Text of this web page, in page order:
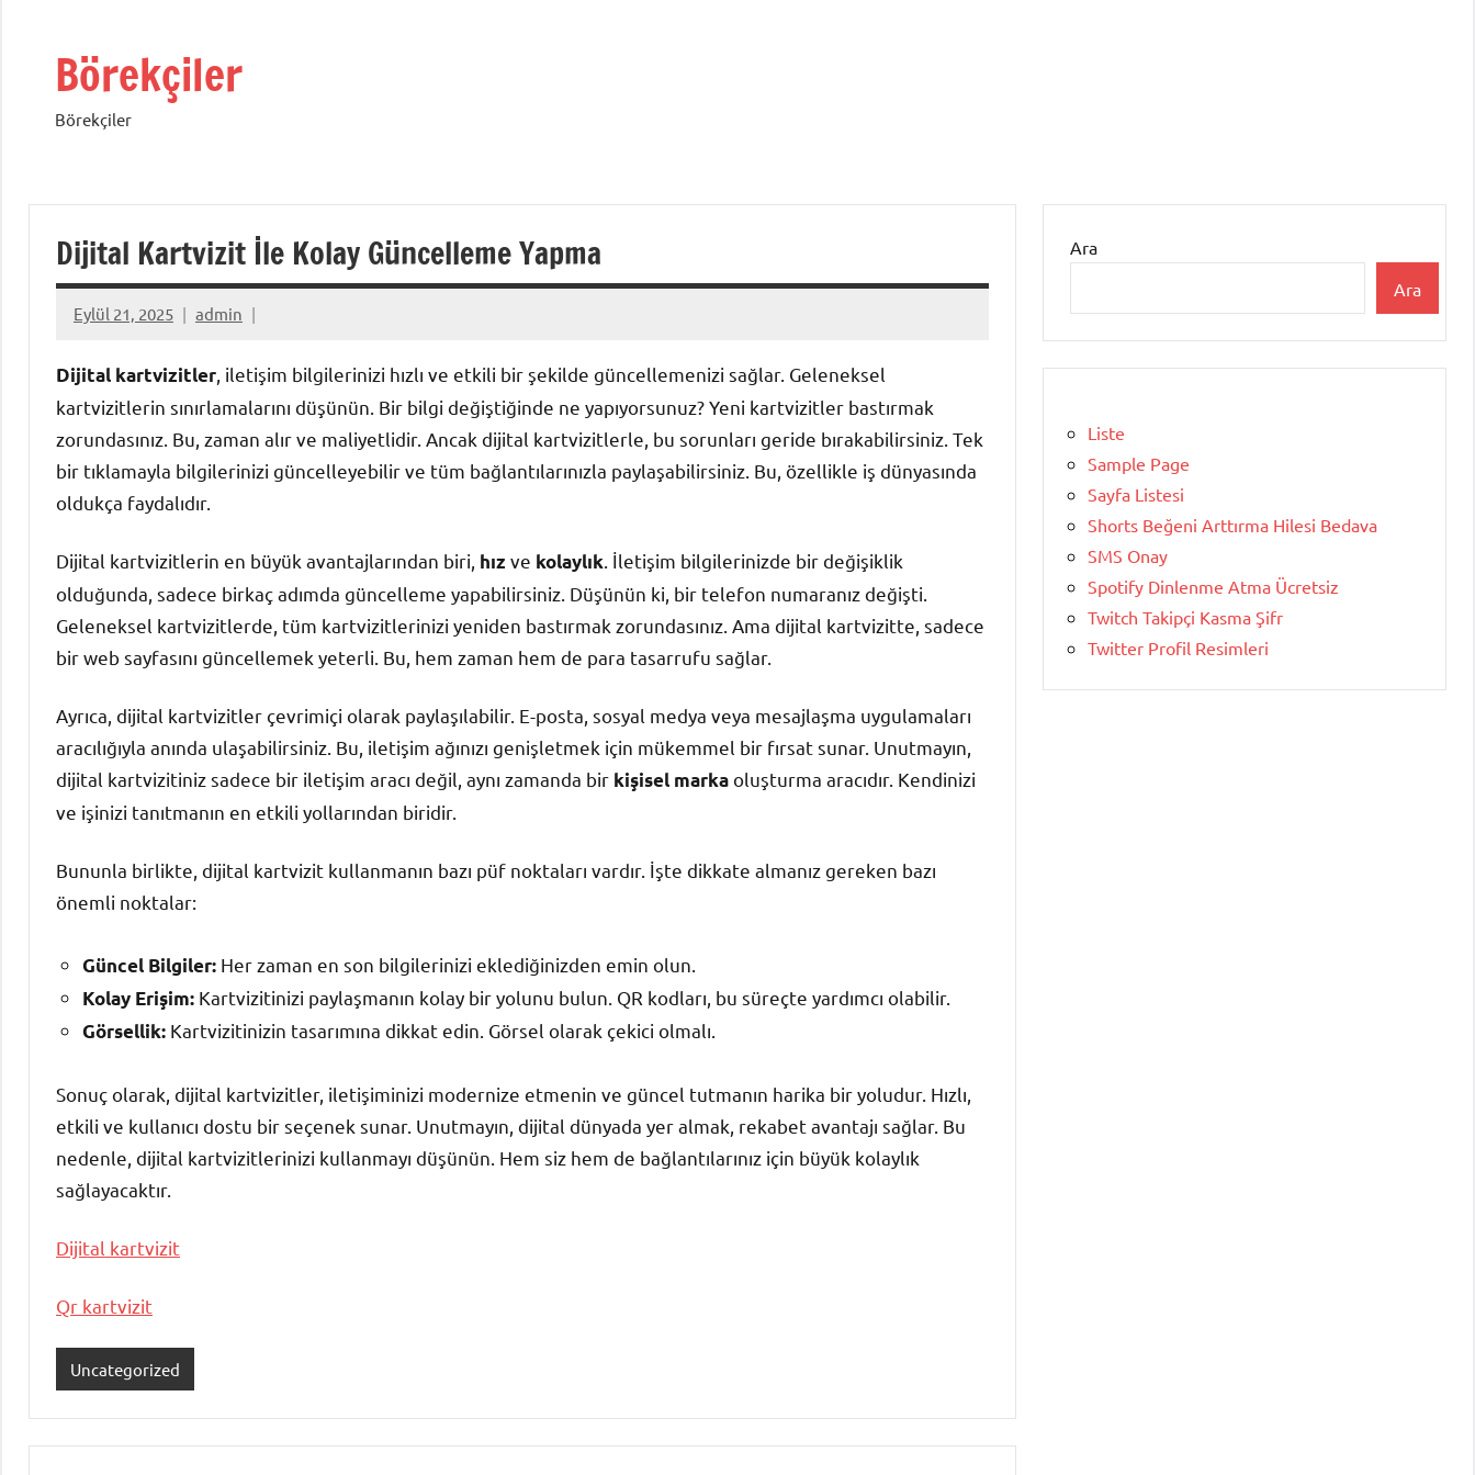
Börekçiler
Börekçiler
Dijital Kartvizit İle Kolay Güncelleme Yapma
Eylül 21, 2025 admin
Dijital kartvizitler , iletişim bilgilerinizi hızlı ve etkili bir şekilde güncellemenizi sağlar. Geleneksel
kartvizitlerin sınırlamalarını düşünün. Bir bilgi değiştiğinde ne yapıyorsunuz? Yeni kartvizitler bastırmak
zorundasınız. Bu, zaman alır ve maliyetlidir. Ancak dijital kartvizitlerle, bu sorunları geride bırakabilirsiniz. Tek
bir tıklamayla bilgilerinizi güncelleyebilir ve tüm bağlantılarınızla paylaşabilirsiniz. Bu, özellikle iş dünyasında
oldukça faydalıdır.
Dijital kartvizitlerin en büyük avantajlarından biri, hız ve kolaylık . İletişim bilgilerinizde bir değişiklik
olduğunda, sadece birkaç adımda güncelleme yapabilirsiniz. Düşünün ki, bir telefon numaranız değişti.
Geleneksel kartvizitlerde, tüm kartvizitlerinizi yeniden bastırmak zorundasınız. Ama dijital kartvizitte, sadece
bir web sayfasını güncellemek yeterli. Bu, hem zaman hem de para tasarrufu sağlar.
Ayrıca, dijital kartvizitler çevrimiçi olarak paylaşılabilir. E-posta, sosyal medya veya mesajlaşma uygulamaları
aracılığıyla anında ulaşabilirsiniz. Bu, iletişim ağınızı genişletmek için mükemmel bir fırsat sunar. Unutmayın,
dijital kartvizitiniz sadece bir iletişim aracı değil, aynı zamanda bir kişisel markaoluşturma aracıdır. Kendinizi
ve işinizi tanıtmanın en etkili yollarından biridir.
Bununla birlikte, dijital kartvizit kullanmanın bazı püf noktaları vardır. İşte dikkate almanız gereken bazı
önemli noktalar:
Güncel Bilgiler: Her zaman en son bilgilerinizi eklediğinizden emin olun.
Kolay Erişim: Kartvizitinizi paylaşmanın kolay bir yolunu bulun. QR kodları, bu süreçte yardımcı olabilir.
Görsellik: Kartvizitinizin tasarımına dikkat edin. Görsel olarak çekici olmalı.
Sonuç olarak, dijital kartvizitler, iletişiminizi modernize etmenin ve güncel tutmanın harika bir yoludur. Hızlı,
etkili ve kullanıcı dostu bir seçenek sunar. Unutmayın, dijital dünyada yer almak, rekabet avantajı sağlar. Bu
nedenle, dijital kartvizitlerinizi kullanmayı düşünün. Hem siz hem de bağlantılarınız için büyük kolaylık
sağlayacaktır.
Dijital kartvizit
Qr kartvizit
Uncategorized
Ara
Ara
Liste
Sample Page
Sayfa Listesi
Shorts Beğeni Arttırma Hilesi Bedava
SMS Onay
Spotify Dinlenme Atma Ücretsiz
Twitch Takipçi Kasma Şifr
Twitter Profil Resimleri